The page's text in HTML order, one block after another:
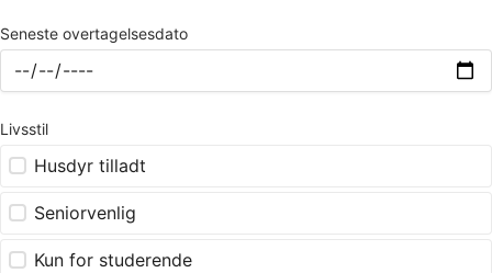
Seneste overtagelsesdato
Livsstil
Husdyr tilladt
Seniorvenlig
Kun for studerende